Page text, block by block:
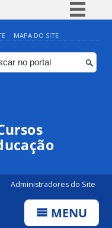
Simplifique!
Comunica BR
Participe
Canais
MAPA DO SITE
Administradores do Site
MENU